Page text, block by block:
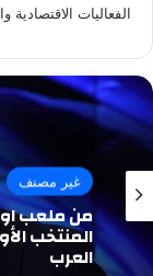
الفعاليات
غير مصنف
من ملعب
المنتخب
العرب